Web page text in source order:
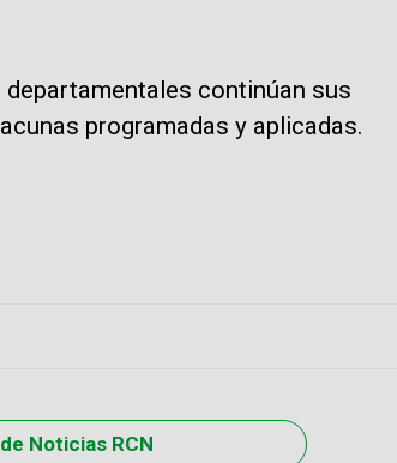
continúan sus
programadas y aplicadas.
Noticias RCN